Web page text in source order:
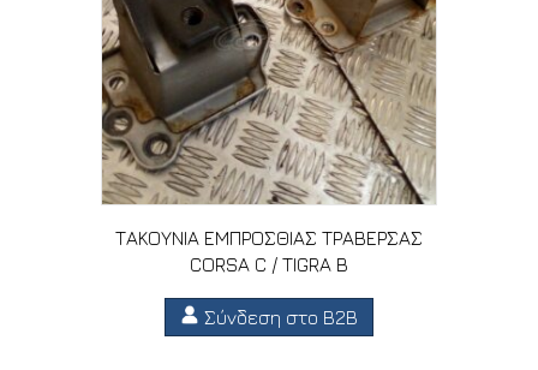
ΤΑΚΟΥΝΙΑ ΕΜΠΡΟΣΘΙΑΣ ΤΡΑΒΕΡΣΑΣ
CORSA C / TIGRA B
Σύνδεση στο B2B